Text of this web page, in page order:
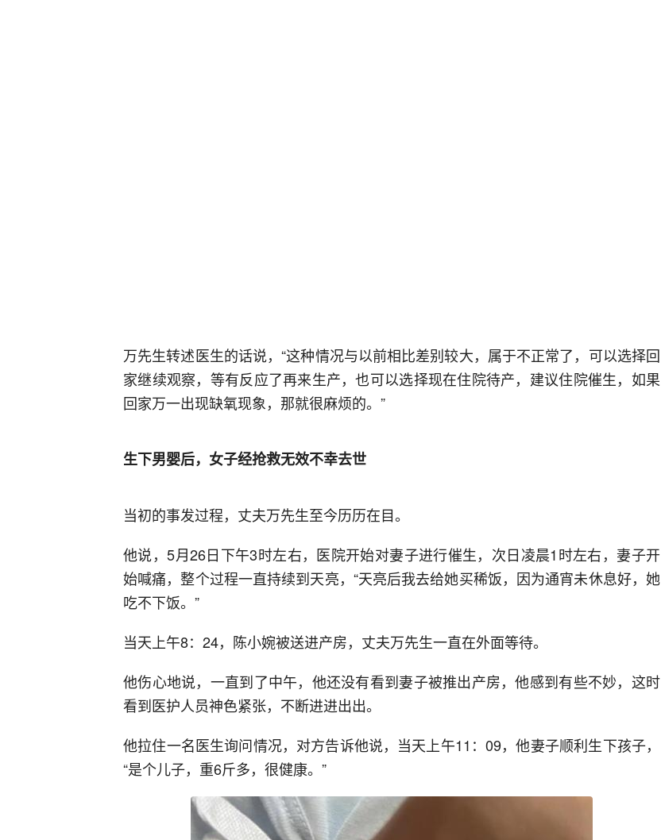
万先生转述医生的话说，“这种情况与以前相比差别较大，属于不正常了，可以选择回
家继续观察，等有反应了再来生产，也可以选择现在住院待产，建议住院催生，如果
回家万一出现缺氧现象，那就很麻烦的。”
生下男婴后，女子经抢救无效不幸去世
当初的事发过程，丈夫万先生至今历历在目。
他说，5月26日下午3时左右，医院开始对妻子进行催生，次日凌晨1时左右，妻子开
始喊痛，整个过程一直持续到天亮，“天亮后我去给她买稀饭，因为通宵未休息好，她
吃不下饭。”
当天上午8：24，陈小婉被送进产房，丈夫万先生一直在外面等待。
他伤心地说，一直到了中午，他还没有看到妻子被推出产房，他感到有些不妙，这时
看到医护人员神色紧张，不断进进出出。
他拉住一名医生询问情况，对方告诉他说，当天上午11：09，他妻子顺利生下孩子，
“是个儿子，重6斤多，很健康。”